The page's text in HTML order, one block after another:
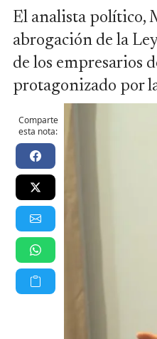
El analista político,
abrogación de la
de los empresarios
protagonizado por
Comparte
esta nota: